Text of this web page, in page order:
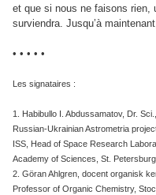
et que si nous ne faisons rien,
surviendra. Jusqu’à
• • • • •
Les signataires :
1. Habibullo I. Abdussamatov, Dr.
Russian-Ukrainian Astrometria
ISS, Head of Space Research
Academy of Sciences, St.
2. Göran Ahlgren, docent organisk
Professor of Organic Chemistry,